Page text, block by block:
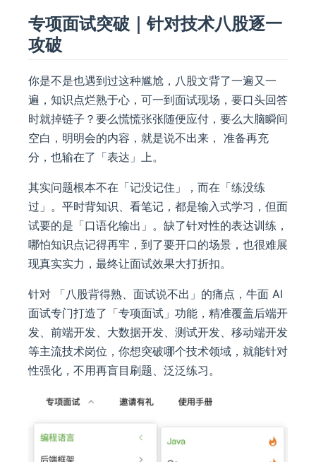
专项面试突破｜针对技术八股逐一
攻破
你是不是也遇到过这种尴尬，八股文背了一遍又一
遍，知识点烂熟于心，可一到面试现场，要口头回答
时就掉链子？要么慌慌张张随便应付，要么大脑瞬间
空白，明明会的内容，就是说不出来， 准备再充
分，也输在了「表达」上。
其实问题根本不在「记没记住」，而在「练没练
过」。平时背知识、看笔记，都是输入式学习，但面
试要的是「口语化输出」。缺了针对性的表达训练，
哪怕知识点记得再牢，到了要开口的场景，也很难展
现真实实力，最终让面试效果大打折扣。
针对 「八股背得熟、面试说不出」的痛点，牛面 AI
面试专门打造了「专项面试」功能，精准覆盖后端开
发、前端开发、大数据开发、测试开发、移动端开发
等主流技术岗位，你想突破哪个技术领域，就能针对
性强化，不用再盲目刷题、泛泛练习。